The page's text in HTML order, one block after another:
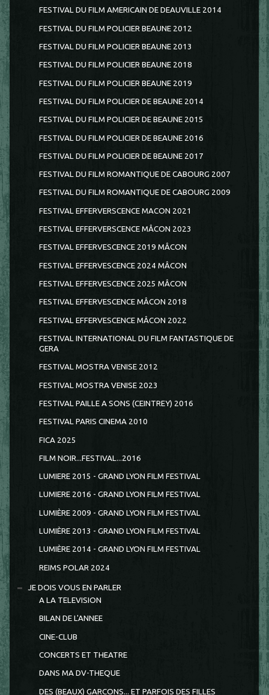
FESTIVAL DU FILM AMERICAIN DE DEAUVILLE 2014
FESTIVAL DU FILM POLICIER BEAUNE 2012
FESTIVAL DU FILM POLICIER BEAUNE 2013
FESTIVAL DU FILM POLICIER BEAUNE 2018
FESTIVAL DU FILM POLICIER BEAUNE 2019
FESTIVAL DU FILM POLICIER DE BEAUNE 2014
FESTIVAL DU FILM POLICIER DE BEAUNE 2015
FESTIVAL DU FILM POLICIER DE BEAUNE 2016
FESTIVAL DU FILM POLICIER DE BEAUNE 2017
FESTIVAL DU FILM ROMANTIQUE DE CABOURG 2007
FESTIVAL DU FILM ROMANTIQUE DE CABOURG 2009
FESTIVAL EFFERVERSCENCE MACON 2021
FESTIVAL EFFERVERSCENCE MÂCON 2023
FESTIVAL EFFERVESCENCE 2019 MÂCON
FESTIVAL EFFERVESCENCE 2024 MÂCON
FESTIVAL EFFERVESCENCE 2025 MÂCON
FESTIVAL EFFERVESCENCE MÂCON 2018
FESTIVAL EFFERVESCENCE MÂCON 2022
FESTIVAL INTERNATIONAL DU FILM FANTASTIQUE DE
GERA
FESTIVAL MOSTRA VENISE 2012
FESTIVAL MOSTRA VENISE 2023
FESTIVAL PAILLE A SONS (CEINTREY) 2016
FESTIVAL PARIS CINEMA 2010
FICA 2025
FILM NOIR...FESTIVAL...2016
LUMIERE 2015 - GRAND LYON FILM FESTIVAL
LUMIERE 2016 - GRAND LYON FILM FESTIVAL
LUMIÈRE 2009 - GRAND LYON FILM FESTIVAL
LUMIÈRE 2013 - GRAND LYON FILM FESTIVAL
LUMIÈRE 2014 - GRAND LYON FILM FESTIVAL
REIMS POLAR 2024
JE DOIS VOUS EN PARLER
A LA TELEVISION
BILAN DE L'ANNEE
CINE-CLUB
CONCERTS ET THEATRE
DANS MA DV-THEQUE
DES (BEAUX) GARCONS... ET PARFOIS DES FILLES